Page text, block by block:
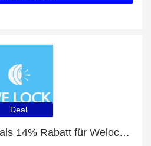
Deal
Genießen Sie mehr als 14% Rabatt für Welock WiFi Smart Lock mit Tastenfeld PCB20